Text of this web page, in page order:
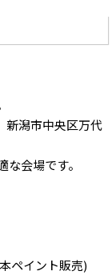
潟市中央区万代
会場です。
ペイント販売)